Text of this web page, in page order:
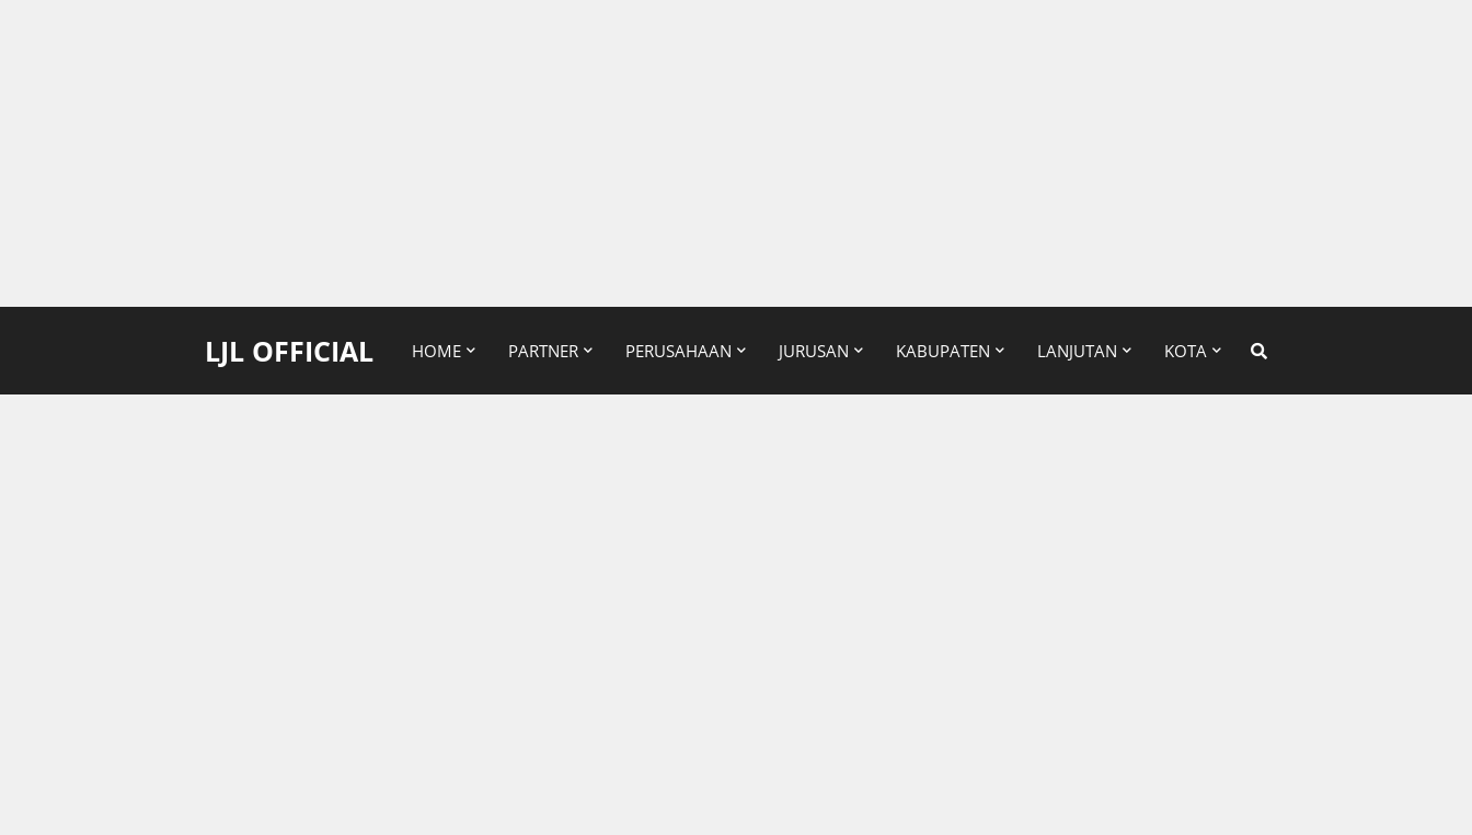
LJL OFFICIAL HOME PARTNER PERUSAHAAN JURUSAN KABUPATEN LANJUTAN KOTA